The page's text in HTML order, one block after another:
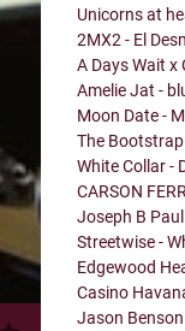
Unicorns at
2MX2 - El
A Days Wait x
Amelie Jat -
Moon Date -
The
White Collar -
CARSON
Joseph B
Streetwise -
Edgewood
Casino
Jason Benson